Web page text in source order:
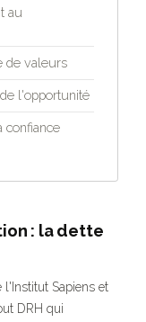
au
de valeurs
l'opportunité
confiance
: la dette
Sapiens et
DRH qui